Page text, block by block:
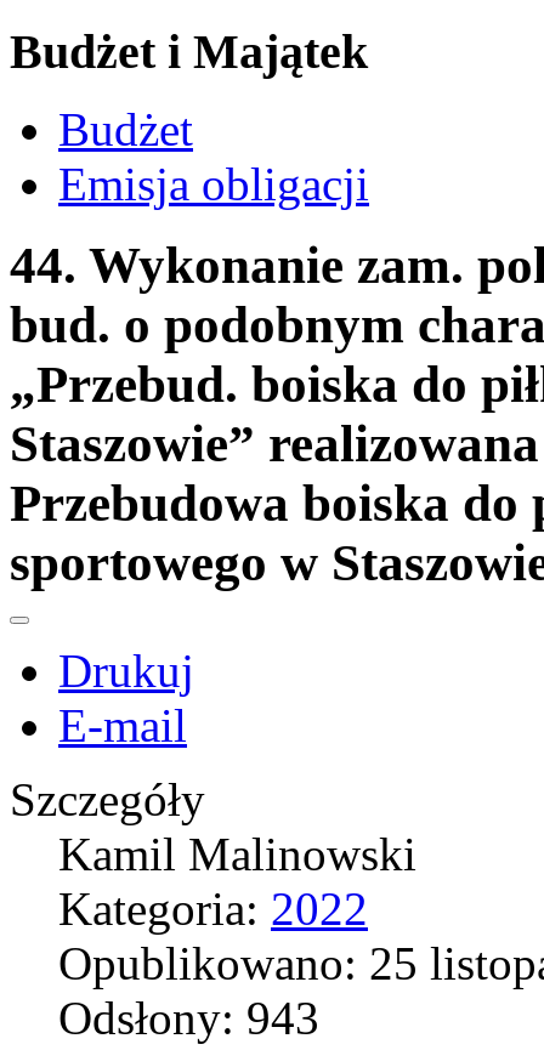
Budżet i Majątek
Budżet
Emisja obligacji
44. Wykonanie zam.
bud. o podobnym
„Przebud. boiska do
Staszowie”
Przebudowa boiska do
sportowego w
Drukuj
E-mail
Szczegóły
Kamil Malinowski
Kategoria: 2022
Opublikowano: 25
Odsłony: 943